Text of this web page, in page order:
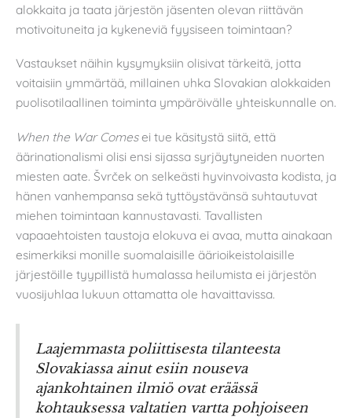
alokkaita ja taata järjestön jäsenten olevan riittävän
motivoituneita ja kykeneviä fyysiseen toimintaan?
Vastaukset näihin kysymyksiin olisivat tärkeitä, jotta
voitaisiin ymmärtää, millainen uhka Slovakian alokkaiden
puolisotilaallinen toiminta ympäröivälle yhteiskunnalle on.
When the War Comesei tue käsitystä siitä, että
äärinationalismi olisi ensi sijassa syrjäytyneiden nuorten
miesten aate. Švrček on selkeästi hyvinvoivasta kodista, ja
hänen vanhempansa sekä tyttöystävänsä suhtautuvat
miehen toimintaan kannustavasti. Tavallisten
vapaaehtoisten taustoja elokuva ei avaa, mutta ainakaan
esimerkiksi monille suomalaisille äärioikeistolaisille
järjestöille tyypillistä humalassa heilumista ei järjestön
vuosijuhlaa lukuun ottamatta ole havaittavissa.
Laajemmasta poliittisesta tilanteesta
Slovakiassa ainut esiin nouseva
ajankohtainen ilmiö ovat eräässä
kohtauksessa valtatien vartta pohjoiseen